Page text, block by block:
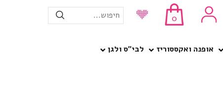
0 חיפוש...
אופנה ואקססוריז
לבי”ס ולגן